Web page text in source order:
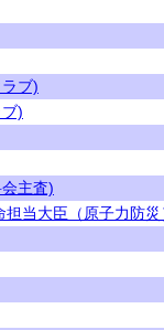
ブ)
)
主査)
当大臣（原子力防災